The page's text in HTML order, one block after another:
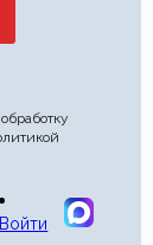
Войти